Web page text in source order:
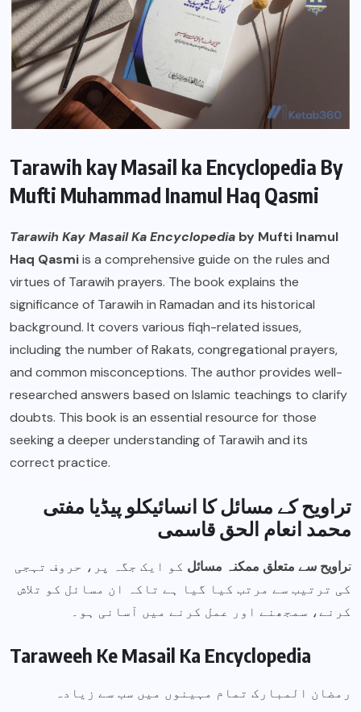
Tarawih kay Masail ka Encyclopedia By
Mufti Muhammad Inamul Haq Qasmi
Tarawih Kay Masail Ka Encyclopedia by Mufti Inamul
Haq Qasmiis a comprehensive guide on the rules and
virtues of Tarawih prayers. The book explains the
significance of Tarawih in Ramadan and its historical
background. It covers various fiqh-related issues,
including the number of Rakats, congregational prayers,
and common misconceptions. The author provides well-
researched answers based on Islamic teachings to clarify
doubts. This book is an essential resource for those
seeking a deeper understanding of Tarawih and its
correct practice.
تراویح کے مسائل کا انسائیکلو پیڈیا مفتی
محمد انعام الحق قاسمی
تراویح سے متعلق ممکنہ مسائل کو ایک جگہ پر، حروف تہجی
کی ترتیب سے مرتب کیا گیا ہے تاکہ ان مسائل کو تلاش
کرنے، سمجھنے اور عمل کرنے میں آسانی ہو۔
Taraweeh Ke Masail Ka Encyclopedia
رمضان المبارک تمام مہینوں میں سب سے زیادہ